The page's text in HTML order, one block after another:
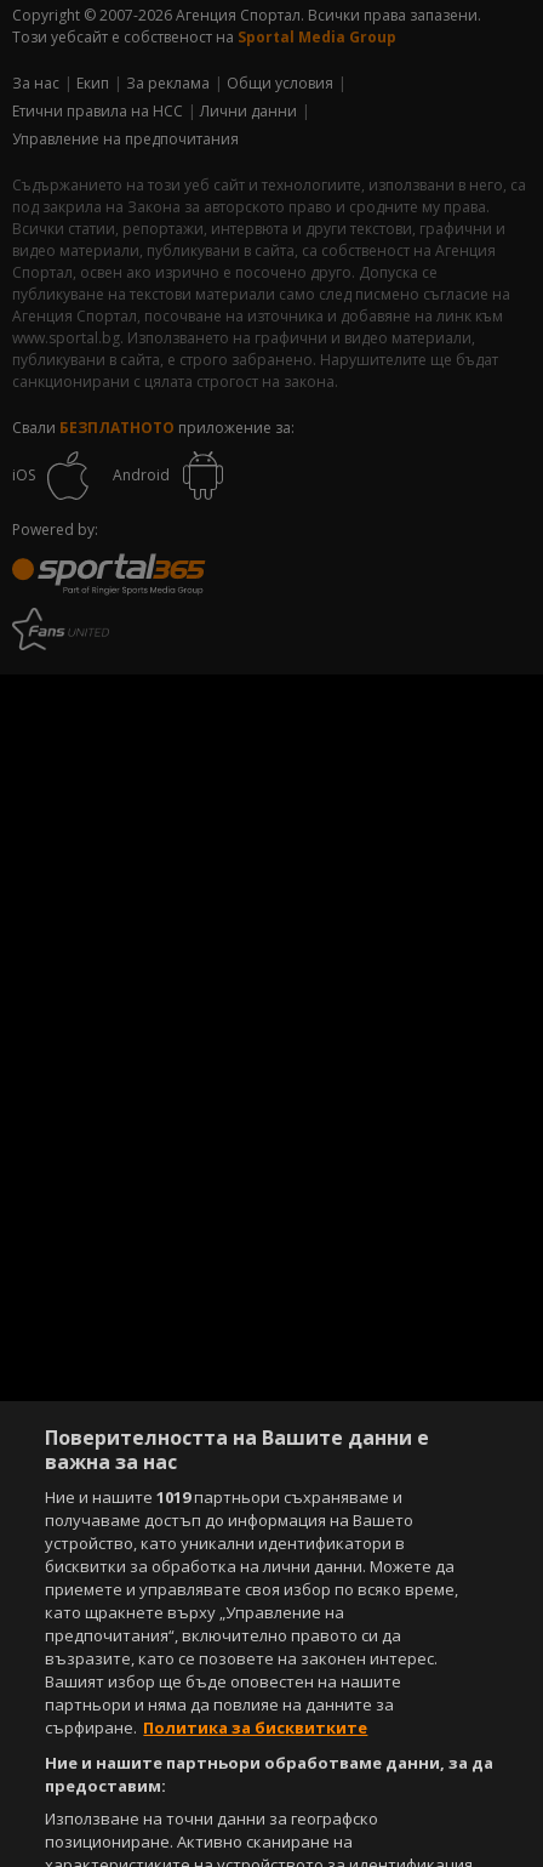
Copyright © 2007-2026 Агенция Спортал. Всички права запазени.
Този уебсайт е собственост на Sportal Media Group
За нас Екип За рекламa
Общи условия
Етични правила на НСС
Лични данни
Управление на предпочитания
Съдържанието на този уеб сайт и технологиите, използвани в него, са
под закрила на Закона за авторското право и сродните му права.
Всички статии, репортажи, интервюта и други текстови, графични и
видео материали, публикувани в сайта, са собственост на Агенция
Спортал, освен ако изрично е посочено друго. Допуска се
публикуване на текстови материали само след писмено съгласие на
Агенция Спортал, посочване на източника и добавяне на линк към
www.sportal.bg. Използването на графични и видео материали,
публикувани в сайта, е строго забранено. Нарушителите ще бъдат
санкционирани с цялата строгост на закона.
Свали БЕЗПЛАТНОТО приложение за:
iOS Android
Powered by:
Поверителността на Вашите данни е
важна за нас
Ние и нашите1019партньори съхраняваме и
получаваме достъп до информация на Вашето
устройство, като уникални идентификатори в
бисквитки за обработка на лични данни. Можете да
приемете и управлявате своя избор по всяко време,
като щракнете върху „Управление на
предпочитания“, включително правото си да
възразите, като се позовете на законен интерес.
Вашият избор ще бъде оповестен на нашите
партньори и няма да повлияе на данните за
сърфиране. Политика за бисквитките
Ние и нашите партньори обработваме данни, за да
предоставим:
Използване на точни данни за географско
позициониране. Активно сканиране на